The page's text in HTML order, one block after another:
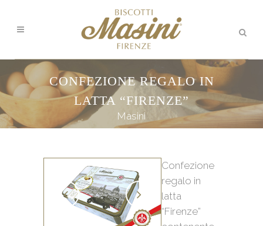
CONFEZIONE REGALO IN
LATTA “FIRENZE”
Masini
Confezione
regalo in
latta
“Firenze”